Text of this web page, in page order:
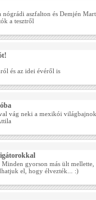
aszfalton és Demjén
a tesztről
és az idei évéről is
vág neki a mexikói
gyorson más ült mellette,
el, hogy élvezték... :)